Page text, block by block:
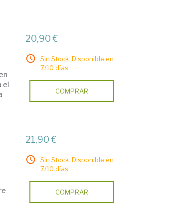
el
20,90 €
Sin Stock. Disponible en
7/10 días.
COMPRAR
21,90 €
Sin Stock. Disponible en
7/10 días.
COMPRAR